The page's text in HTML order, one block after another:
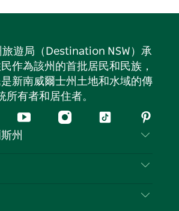
旅遊局（Destination NSW）承
作為該州的首批居民和民族，
新南威爾士州土地和水域的傳
所有者和居住者。
Youtube Instagram
抖
州